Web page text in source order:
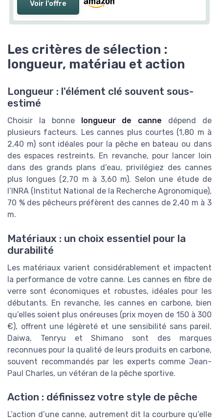
Voir l'offre
Les critères de sélection :
longueur, matériau et action
Longueur : l'élément clé souvent sous-
estimé
Choisir la bonne longueur de canne dépend de
plusieurs facteurs. Les cannes plus courtes (1,80 m à
2,40 m) sont idéales pour la pêche en bateau ou dans
des espaces restreints. En revanche, pour lancer loin
dans des grands plans d’eau, privilégiez des cannes
plus longues (2,70 m à 3,60 m). Selon une étude de
l’INRA (Institut National de la Recherche Agronomique),
70 % des pêcheurs préfèrent des cannes de 2,40 m à 3
m.
Matériaux : un choix essentiel pour la
durabilité
Les matériaux varient considérablement et impactent
la performance de votre canne. Les cannes en fibre de
verre sont économiques et robustes, idéales pour les
débutants. En revanche, les cannes en carbone, bien
qu’elles soient plus onéreuses (prix moyen de 150 à 300
€), offrent une légèreté et une sensibilité sans pareil.
Daiwa, Tenryu et Shimano sont des marques
reconnues pour la qualité de leurs produits en carbone,
souvent recommandés par les experts comme Jean-
Paul Charles, un vétéran de la pêche sportive.
Action : définissez votre style de pêche
L’action d’une canne, autrement dit la courbure qu’elle